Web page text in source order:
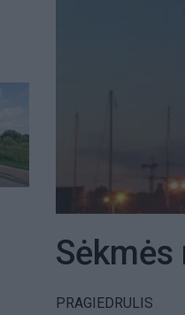
Sėkmės
PRAGIEDRULIS